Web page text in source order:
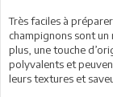
Très faciles à
champignons sont
plus, une touche
polyvalents et
leurs textures et